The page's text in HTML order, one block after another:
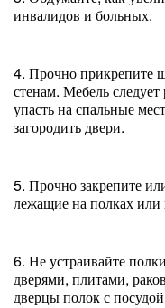
инвалидов и больных.
4. Прочно прикрепите
стенам. Мебель
упасть на спальные
загородить двери.
5. Прочно закрепите
лежащие на полках или
6. Не устраивайте
дверями, плитами,
дверцы полок с